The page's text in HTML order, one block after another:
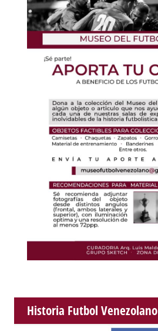
Historia Futbol Venezolano